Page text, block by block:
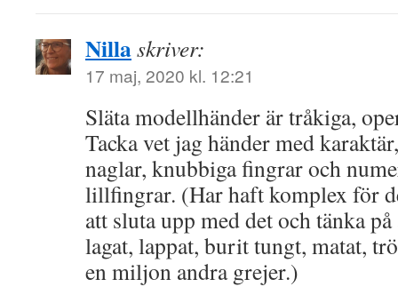
Nillaskriver:
17 maj, 2020 kl. 12:21
Släta modellhänder är tråkiga,
Tacka vet jag händer med
naglar, knubbiga fingrar och
lillfingrar. (Har haft komplex för
att sluta upp med det och tänka
lagat, lappat, burit tungt, matat,
en miljon andra grejer.)